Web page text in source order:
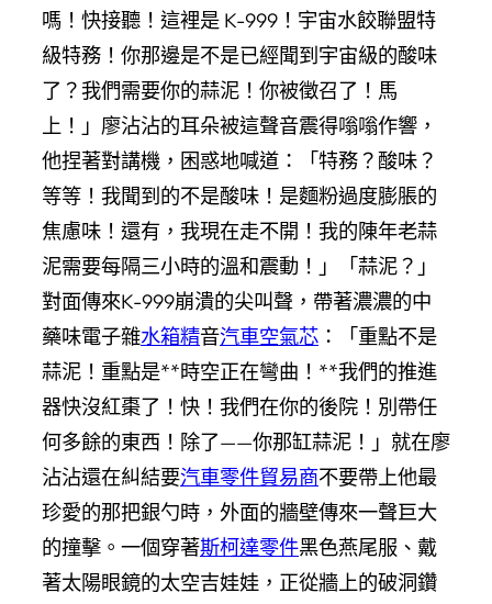
嗎！快接聽！這裡是 K-999！宇宙水餃聯盟特
級特務！你那邊是不是已經聞到宇宙級的酸味
了？我們需要你的蒜泥！你被徵召了！馬
上！」廖沾沾的耳朵被這聲音震得嗡嗡作響，
他捏著對講機，困惑地喊道：「特務？酸味？
等等！我聞到的不是酸味！是麵粉過度膨脹的
焦慮味！還有，我現在走不開！我的陳年老蒜
泥需要每隔三小時的溫和震動！」「蒜泥？」
對面傳來K-999崩潰的尖叫聲，帶著濃濃的中
藥味電子雜水箱精音汽車空氣芯 ：「重點不是
蒜泥！重點是**時空正在彎曲！**我們的推進
器快沒紅棗了！快！我們在你的後院！別帶任
何多餘的東西！除了——你那缸蒜泥！」就在廖
沾沾還在糾結要汽車零件貿易商不要帶上他最
珍愛的那把銀勺時，外面的牆壁傳來一聲巨大
的撞擊。一個穿著斯柯達零件黑色燕尾服、戴
著太陽眼鏡的太空吉娃娃，正從牆上的破洞鑽